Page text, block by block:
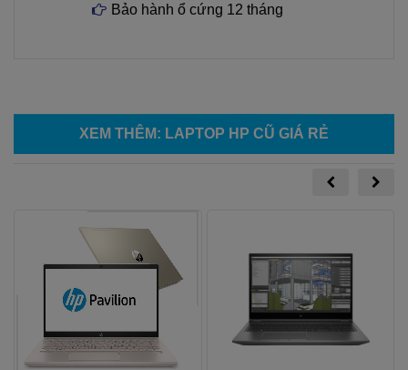
Bảo hành ổ cứng 12 tháng
XEM THÊM: LAPTOP HP CŨ GIÁ RẺ